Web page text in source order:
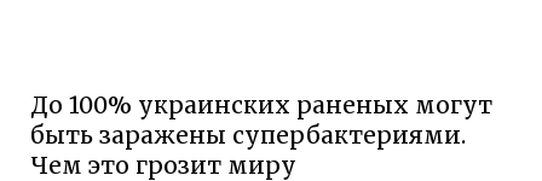
До 100% украинских раненых могут
быть заражены супербактериями.
Чем это грозит миру